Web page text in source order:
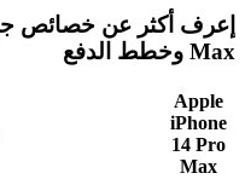
Max وخطط الدفع
Apple
iPhone
14 Pro
Max